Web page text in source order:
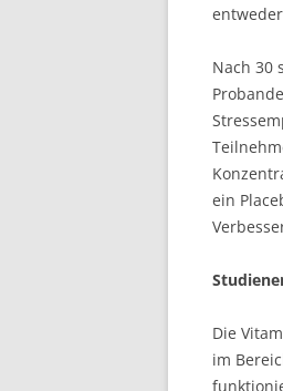
Nach 30
ein
Die
im